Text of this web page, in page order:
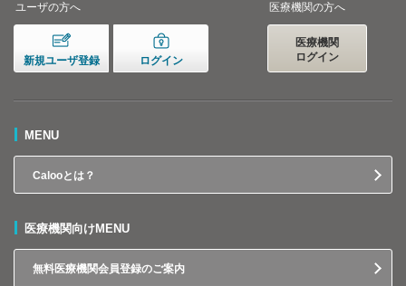
ユーザの方へ
新規ユーザ登録 ログイン
医療機関の方へ
医療機関
ログイン
MENU
Calooとは？
医療機関向けMENU
無料医療機関会員登録のご案内